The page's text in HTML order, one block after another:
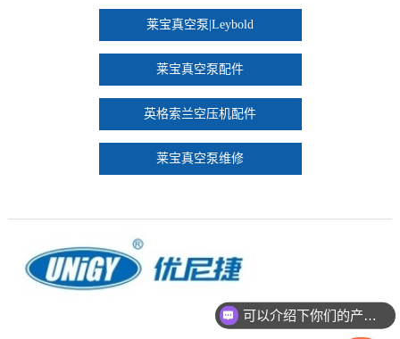
莱宝真空泵|Leybold
莱宝真空泵配件
英格索兰空压机配件
莱宝真空泵维修
可以介绍下你们的产品么